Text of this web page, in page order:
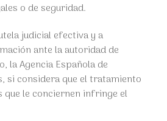
o de seguridad.
judicial efectiva y a
ante la autoridad de
la Agencia Española de
si considera que el tratamiento
que le conciernen infringe el